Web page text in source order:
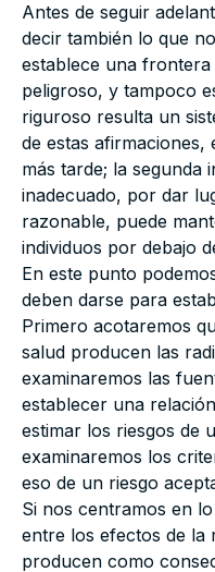
Antes de seguir
decir también lo que
establece una
peligroso, y tampoco
riguroso resulta un
de estas afirmaciones,
más tarde; la segunda
inadecuado, por dar
razonable, puede
individuos por debajo
En este punto
deben darse para
Primero acotaremos
salud producen las
examinaremos las
establecer una
estimar los riesgos de
examinaremos los
eso de un riesgo
Si nos centramos en
entre los efectos de la
producen como